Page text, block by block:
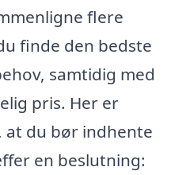
flere
finde den bedste
samtidig med
pris. Her er
at du bør indhente
en beslutning: